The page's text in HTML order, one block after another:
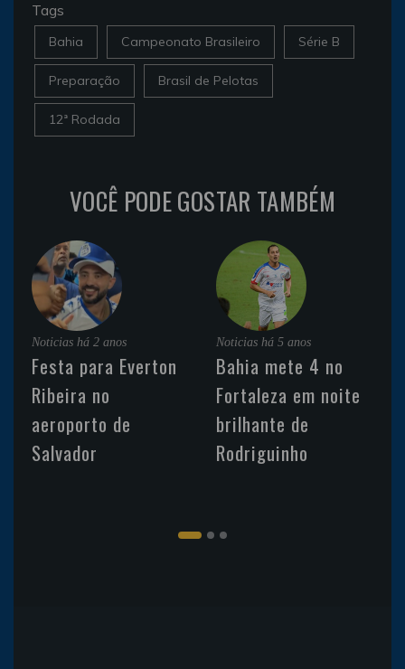
Tags
Bahia Campeonato Brasileiro Série B
Preparação Brasil de Pelotas
12ª Rodada
VOCÊ PODE GOSTAR TAMBÉM
Noticias há 2 anos
Festa para Everton
Ribeira no
aeroporto de
Salvador
Noticias há 5 anos
Bahia mete 4 no
Fortaleza em noite
brilhante de
Rodriguinho